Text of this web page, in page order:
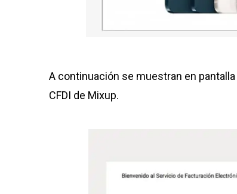
A continuación se muestran en
CFDI de Mixup.